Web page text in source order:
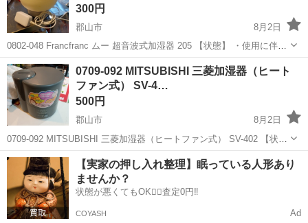
300円
郡山市
8月2日
0802-048 Francfranc ムー 超音波式加湿器 205 【状態】 ・使用に伴う
多少のスレ、キズ、落としきれない汚れなどございます ・詳細は現地
でご確認ください ・お値引きは出来かねますのでご了承...
福島 郡山市 Francfranc
0709-092 MITSUBISHI 三菱加湿器（ヒート
ファン式） SV-4…
500円
郡山市
8月2日
0709-092 MITSUBISHI 三菱加湿器（ヒートファン式） SV-402 【状
態】 ・使用に伴う多少のスレ、キズ、落としきれない汚れなどござい
ます ・詳細は現地でご確認ください ・お値引きは出来かね...
福島 郡山市 季節、空調家電 現地
【実家の押し入れ整理】眠っている人形あり
ませんか？
状態が悪くてもOK🙆‍♀️査定0円‼️
COYASH Ad